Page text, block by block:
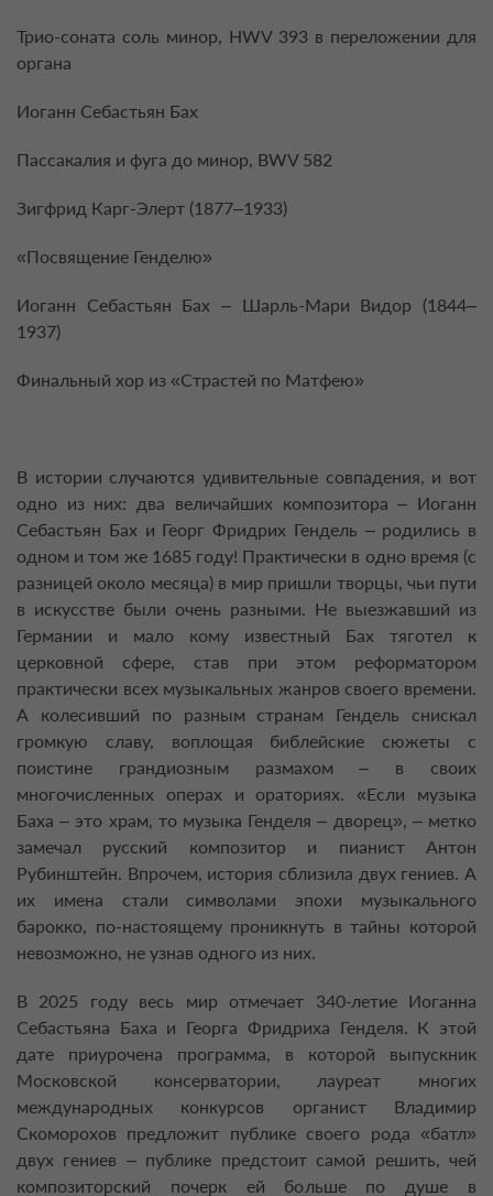
Трио-соната соль минор, HWV 393 в переложении для
органа
Иоганн Себастьян Бах
Пассакалия и фуга до минор, BWV 582
Зигфрид Карг-Элерт (1877–1933)
«Посвящение Генделю»
Иоганн Себастьян Бах – Шарль-Мари Видор (1844–
1937)
Финальный хор из «Страстей по Матфею»
В истории случаются удивительные совпадения, и вот
одно из них: два величайших композитора – Иоганн
Себастьян Бах и Георг Фридрих Гендель – родились в
одном и том же 1685 году! Практически в одно время (с
разницей около месяца) в мир пришли творцы, чьи пути
в искусстве были очень разными. Не выезжавший из
Германии и мало кому известный Бах тяготел к
церковной сфере, став при этом реформатором
практически всех музыкальных жанров своего времени.
А колесивший по разным странам Гендель снискал
громкую славу, воплощая библейские сюжеты с
поистине грандиозным размахом – в своих
многочисленных операх и ораториях. «Если музыка
Баха – это храм, то музыка Генделя – дворец», – метко
замечал русский композитор и пианист Антон
Рубинштейн. Впрочем, история сблизила двух гениев. А
их имена стали символами эпохи музыкального
барокко, по-настоящему проникнуть в тайны которой
невозможно, не узнав одного из них.
В 2025 году весь мир отмечает 340-летие Иоганна
Себастьяна Баха и Георга Фридриха Генделя. К этой
дате приурочена программа, в которой выпускник
Московской консерватории, лауреат многих
международных конкурсов органист Владимир
Скоморохов предложит публике своего рода «батл»
двух гениев – публике предстоит самой решить, чей
композиторский почерк ей больше по душе в